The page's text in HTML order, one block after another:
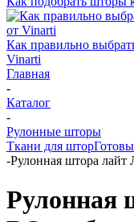
Как правильно
Vinarti
Главная
-
Каталог
-
Рулонные шторы
Ткани для штор
-Рулонная штора
Рулонная